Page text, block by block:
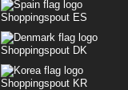
Shoppingspout ES
Shoppingspout DK
Shoppingspout KR